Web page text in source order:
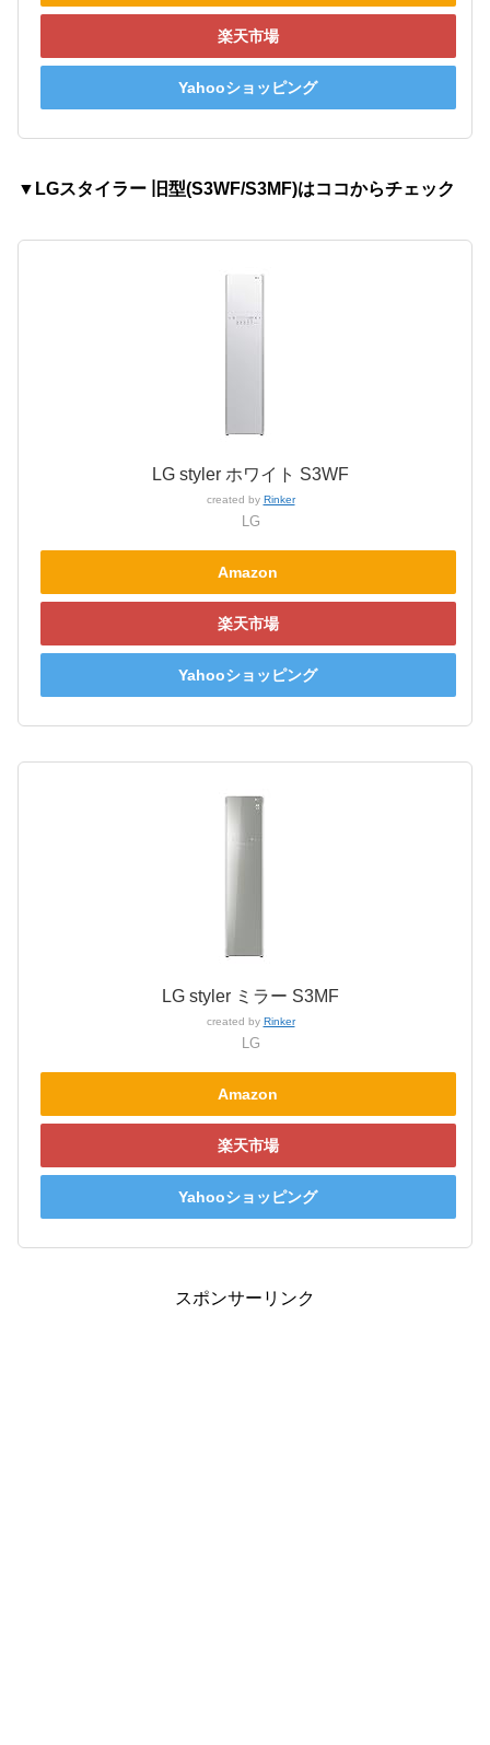
楽天市場
Yahooショッピング
▼LGスタイラー 旧型(S3WF/S3MF)はココからチェック
LG styler ホワイト S3WF
created by Rinker
LG
Amazon
楽天市場
Yahooショッピング
LG styler ミラー S3MF
created by Rinker
LG
Amazon
楽天市場
Yahooショッピング
スポンサーリンク